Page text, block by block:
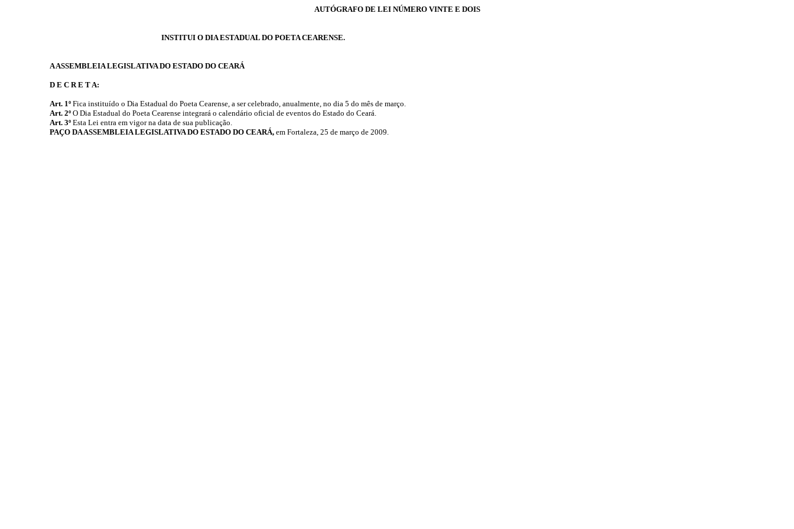
AUTÓGRAFO DE LEI NÚMERO VINTE E DOIS
INSTITUI O DIA ESTADUAL DO POETA CEARENSE.
A ASSEMBLEIA LEGISLATIVA DO ESTADO DO CEARÁ
D E C R E T A:
Art. 1º Fica instituído o Dia Estadual do Poeta Cearense, a ser celebrado, anualmente, no dia 5 do mês de março.
Art. 2º O Dia Estadual do Poeta Cearense integrará o calendário oficial de eventos do Estado do Ceará.
Art. 3ºEsta Lei entra em vigor na data de sua publicação.
PAÇO DA ASSEMBLEIA LEGISLATIVA DO ESTADO DO CEARÁ,em Fortaleza, 25 de março de 2009.